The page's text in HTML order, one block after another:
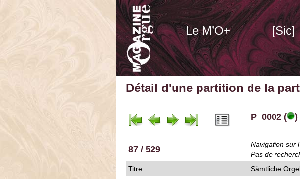
Le M’O+ [Sic]
Détail d'une partition de la
P_0002 ( )
87 / 529
Navigation sur
Pas de
Titre
Sämtliche